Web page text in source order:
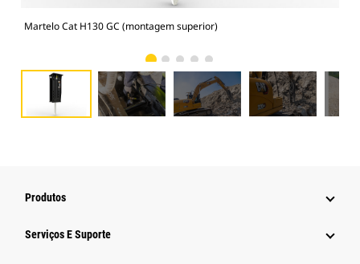
Martelo Cat H130 GC (montagem superior)
Produtos
Serviços E Suporte